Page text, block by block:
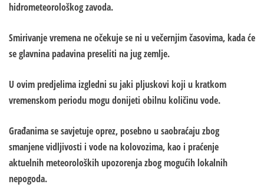
hidrometeorološkog zavoda.
Smirivanje vremena ne očekuje se ni u večernjim časovima, kada će
se glavnina padavina preseliti na jug zemlje.
U ovim predjelima izgledni su jaki pljuskovi koji u kratkom
vremenskom periodu mogu donijeti obilnu količinu vode.
Građanima se savjetuje oprez, posebno u saobraćaju zbog
smanjene vidljivosti i vode na kolovozima, kao i praćenje
aktuelnih meteoroloških upozorenja zbog mogućih lokalnih
nepogoda.